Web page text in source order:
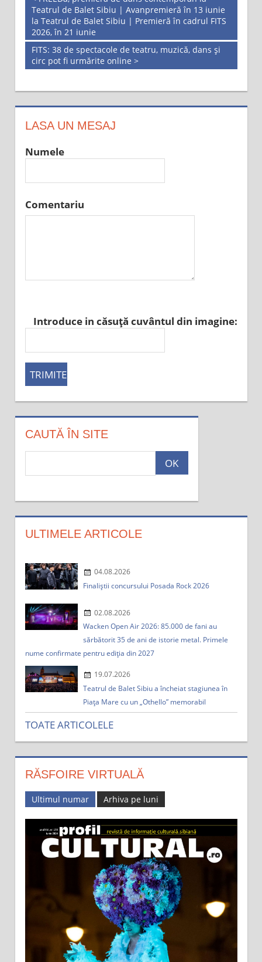
Teatrul de Balet Sibiu | Avanpremieră în 13 iunie
la Teatrul de Balet Sibiu | Premieră în cadrul FITS
2026, în 21 iunie
FITS: 38 de spectacole de teatru, muzică, dans și
circ pot fi urmărite online >
LASA UN MESAJ
Numele
Comentariu
Introduce in căsuţă cuvântul din imagine:
CAUTĂ ÎN SITE
t
ULTIMELE ARTICOLE
04.08.2026
Finaliștii concursului Posada Rock 2026
02.08.2026
Wacken Open Air 2026: 85.000 de fani au
sărbătorit 35 de ani de istorie metal. Primele
nume confirmate pentru ediția din 2027
19.07.2026
Teatrul de Balet Sibiu a încheiat stagiunea în
Piața Mare cu un „Othello” memorabil
TOATE ARTICOLELE
RĂSFOIRE VIRTUALĂ
Ultimul numar Arhiva pe luni